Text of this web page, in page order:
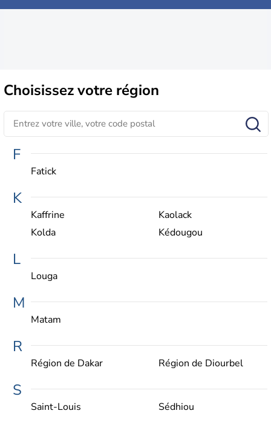
Choisissezvotre région
F
Fatick
K
Kaffrine
Kaolack
Kolda
Kédougou
L
Louga
M
Matam
R
Région de Dakar Région de Diourbel
S
Saint-Louis Sédhiou